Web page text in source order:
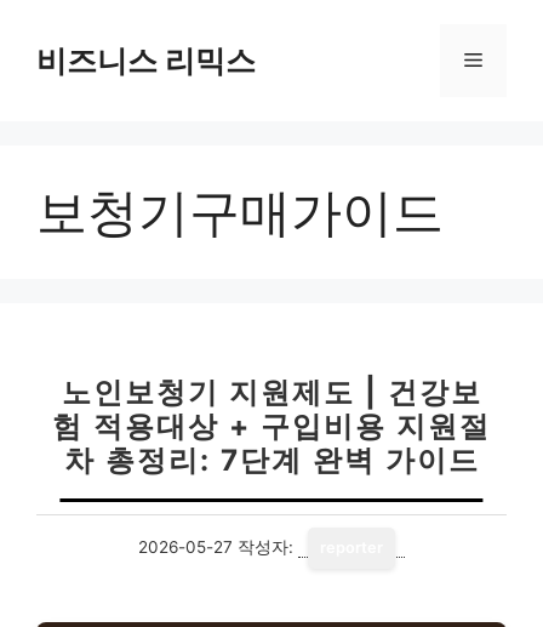
비즈니스 리믹스 메
보청기구매가이드
노인보청기 지원제도 | 건강보
험 적용대상 + 구입비용 지원절
차 총정리: 7단계 완벽 가이드
2026-05-27 작성자: